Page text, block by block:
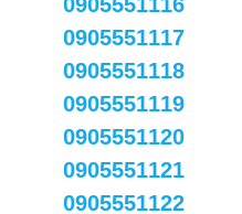
0905551117
0905551118
0905551119
0905551120
0905551121
0905551122